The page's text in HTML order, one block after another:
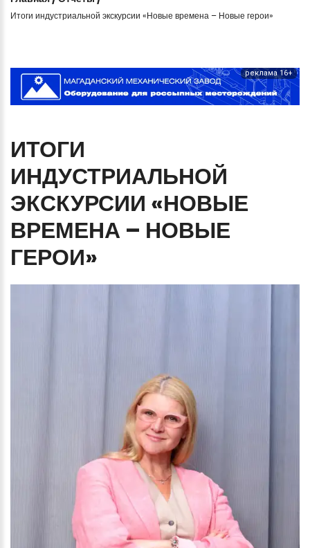
Итоги индустриальной экскурсии «Новые времена – Новые герои»
реклама 16+
ИТОГИ
ИНДУСТРИАЛЬНОЙ
ЭКСКУРСИИ «НОВЫЕ
ВРЕМЕНА – НОВЫЕ
ГЕРОИ»